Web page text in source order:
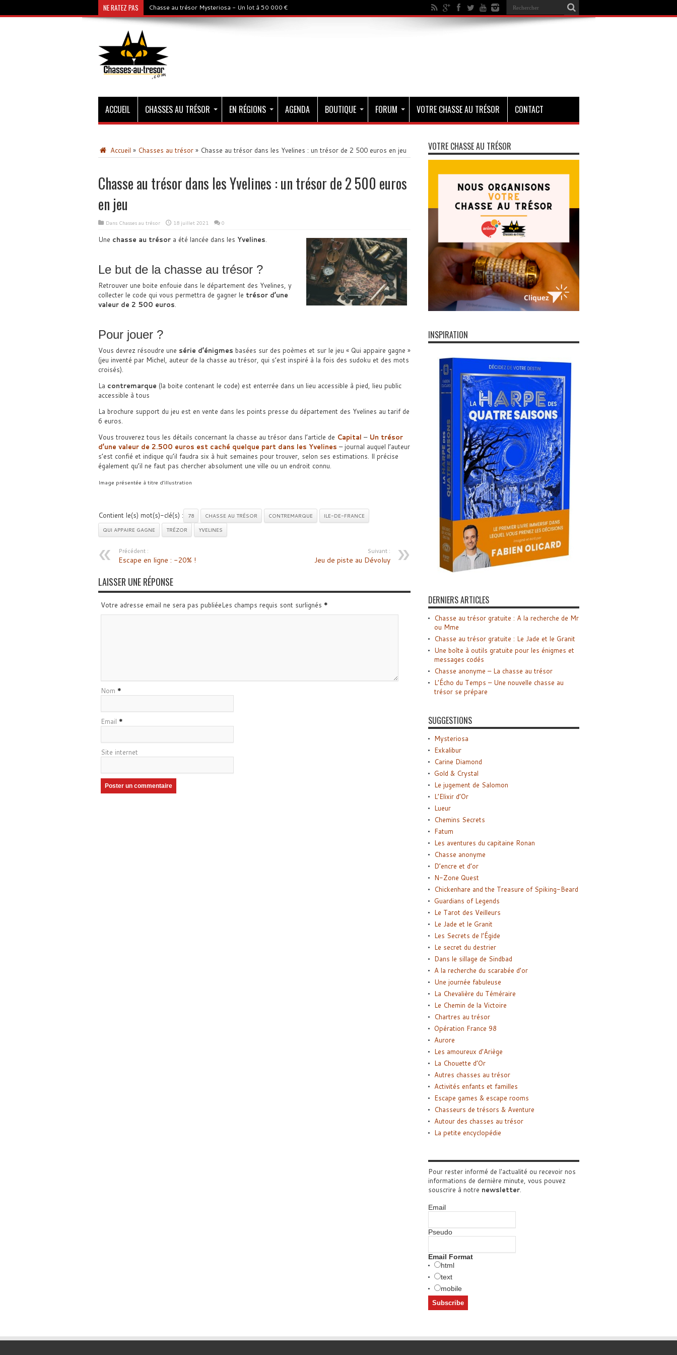
NE RATEZ PAS Chasse au trésor Mysteriosa - Un lot à 50 000 €
ACCUEIL CHASSES AU TRÉSOR EN RÉGIONS AGENDA BOUTIQUE FORUM VOTRE CHASSE AU TRÉSOR CONTACT
Accueil » Chasses au trésor » Chasse au trésor dans les Yvelines : un trésor de 2 500 euros en jeu
Chasse au trésor dans les Yvelines : un trésor de 2 500 euros
en jeu
Dans Chasses au trésor 18 juillet 2021 0
Une chasse au trésora été lancée dans les Yvelines.
Le but de la chasse au trésor ?
Retrouver une boite enfouie dans le département des Yvelines, y
collecter le code qui vous permettra de gagner le trésor d’une
valeur de 2 500 euros.
Pour jouer ?
Vous devrez résoudre une série d’énigmes basées sur des poèmes et sur le jeu « Qui appaire gagne »
(jeu inventé par Michel, auteur de la chasse au trésor, qui s’est inspiré à la fois des sudoku et des mots
croisés).
La contremarque (la boite contenant le code) est enterrée dans un lieu accessible à pied, lieu public
accessible à tous
La brochure support du jeu est en vente dans les points presse du département des Yvelines au tarif de
6 euros.
Vous trouverez tous les détails concernant la chasse au trésor dans l’article de Capital – Un trésor
d’une valeur de 2.500 euros est caché quelque part dans les Yvelines – journal auquel l’auteur
s’est confié et indique qu’il faudra six à huit semaines pour trouver, selon ses estimations. Il précise
également qu’il ne faut pas chercher absolument une ville ou un endroit connu.
Image présentée à titre d’illustration
Contient le(s) mot(s)-clé(s) : 78 CHASSE AU TRÉSOR CONTREMARQUE
ILE-DE-FRANCE
QUI APPAIRE GAGNE
TRÉZOR YVELINES
Précédent :
Escape en ligne : -20% !
Suivant :
Jeu de piste au Dévoluy
LAISSER UNE RÉPONSE
Votre adresse email ne sera pas publiéeLes champs requis sont surlignés *
Nom *
Email *
Site internet
VOTRE CHASSE AU TRÉSOR
INSPIRATION
DERNIERS ARTICLES
Chasse au trésor gratuite : A la recherche de Mr
ou Mme
Chasse au trésor gratuite : Le Jade et le Granit
Une boîte à outils gratuite pour les énigmes et
messages codés
Chasse anonyme – La chasse au trésor
L’Écho du Temps – Une nouvelle chasse au
trésor se prépare
SUGGESTIONS
Mysteriosa
Exkalibur
Carine Diamond
Gold & Crystal
Le jugement de Salomon
L’Elixir d’Or
Lueur
Chemins Secrets
Fatum
Les aventures du capitaine Ronan
Chasse anonyme
D’encre et d’or
N-Zone Quest
Chickenhare and the Treasure of Spiking-Beard
Guardians of Legends
Le Tarot des Veilleurs
Le Jade et le Granit
Les Secrets de l’Égide
Le secret du destrier
Dans le sillage de Sindbad
A la recherche du scarabée d’or
Une journée fabuleuse
La Chevalière du Téméraire
Le Chemin de la Victoire
Chartres au trésor
Opération France 98
Aurore
Les amoureux d’Ariège
La Chouette d’Or
Autres chasses au trésor
Activités enfants et familles
Escape games & escape rooms
Chasseurs de trésors & Aventure
Autour des chasses au trésor
La petite encyclopédie
Pour rester informé de l'actualité ou recevoir nos
informations de dernière minute, vous pouvez
souscrire à notre newsletter.
Email
Pseudo
Email Format
html
text
mobile